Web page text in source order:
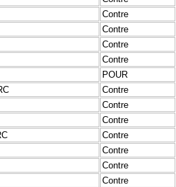
Contre
Contre
Contre
Contre
POUR
Contre
Contre
Contre
Contre
Contre
Contre
Contre